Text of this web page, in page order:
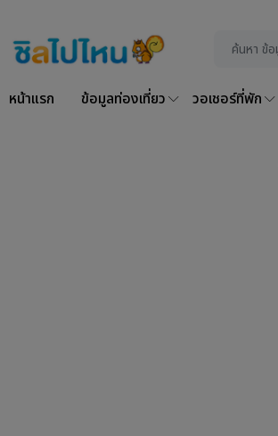
หน้าแรก ข้อมูลท่องเที่ยว วอเชอร์ที่พัก